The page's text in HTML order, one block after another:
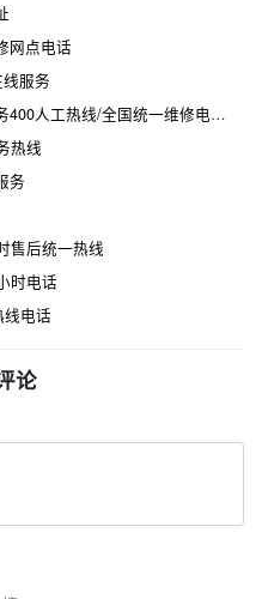
网点电话
服务
工热线/全国统一维修电话是多少
热线
务
售后统一热线
时电话
电话
论